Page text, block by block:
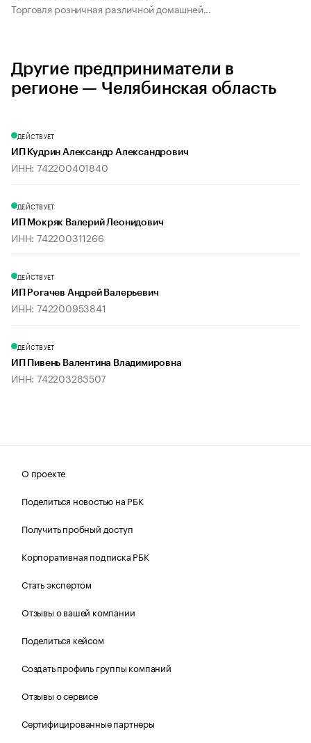
Торговля розничная различной домашней...
Другие предприниматели в
регионе — Челябинская область
ДЕЙСТВУЕТ
ИП Кудрин Александр Александрович
ИНН: 742200401840
ДЕЙСТВУЕТ
ИП Мокряк Валерий Леонидович
ИНН: 742200311266
ДЕЙСТВУЕТ
ИП Рогачев Андрей Валерьевич
ИНН: 742200953841
ДЕЙСТВУЕТ
ИП Пивень Валентина Владимировна
ИНН: 742203283507
О проекте
Поделиться новостью на РБК
Получить пробный доступ
Корпоративная подписка РБК
Стать экспертом
Отзывы о вашей компании
Поделиться кейсом
Создать профиль группы компаний
Отзывы о сервисе
Сертифицированные партнеры